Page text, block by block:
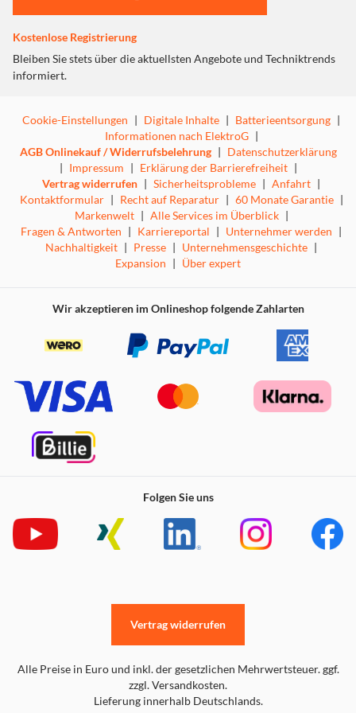
Kostenlose Registrierung
Bleiben Sie stets über die aktuellsten Angebote und Techniktrends
informiert.
Cookie-Einstellungen | Digitale Inhalte | Batterieentsorgung |
Informationen nach ElektroG |
AGB Onlinekauf / Widerrufsbelehrung | Datenschutzerklärung
| Impressum | Erklärung der Barrierefreiheit |
Vertrag widerrufen | Sicherheitsprobleme | Anfahrt |
Kontaktformular | Recht auf Reparatur | 60 Monate Garantie |
Markenwelt | Alle Services im Überblick |
Fragen & Antworten | Karriereportal | Unternehmer werden |
Nachhaltigkeit | Presse | Unternehmensgeschichte |
Expansion | Über expert
Wir akzeptieren im Onlineshop folgende Zahlarten
Folgen Sie uns
Alle Preise in Euro und inkl. der gesetzlichen Mehrwertsteuer. ggf.
zzgl. Versandkosten.
Lieferung innerhalb Deutschlands.
Vertrag widerrufen